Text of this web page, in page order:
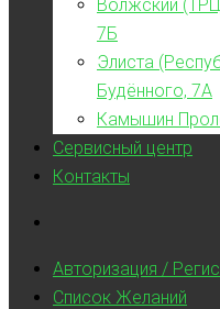
Волжский
7Б
Элиста
Будённого, 7А
Камышин
Сервисный центр
Контакты
Авторизация /
Список Желаний